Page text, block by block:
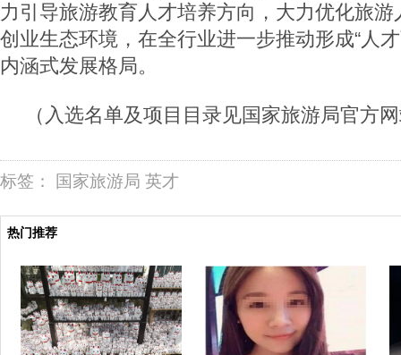
力引导旅游教育人才培养方向，大力优化旅
创业生态环境，在全行业进一步推动形成“人
内涵式发展格局。
（入选名单及项目目录见国家旅游局官方
标签： 国家旅游局 英才
热门推荐